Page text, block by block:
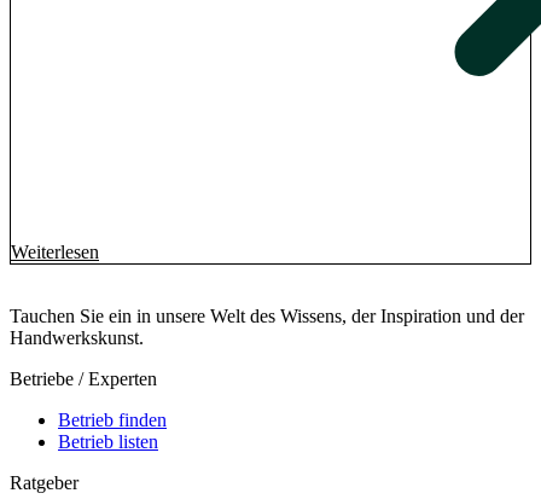
Weiterlesen
Tauchen Sie ein in unsere Welt des Wissens, der Inspiration und der
Handwerkskunst.
Betriebe / Experten
Betrieb finden
Betrieb listen
Ratgeber